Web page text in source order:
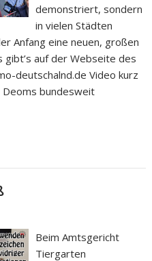
demonstriert, sondern
in vielen Städten
Anfang eine neuen, großen
auf der Webseite des
deutschalnd.de Video kurz
Deoms bundesweit
Beim Amtsgericht
Tiergarten